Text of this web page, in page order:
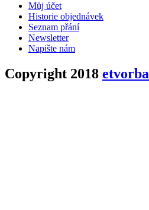
Můj účet
Historie objednávek
Seznam přání
Newsletter
Napište nám
Copyright 2018 etvorba